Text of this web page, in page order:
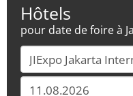
Hôtels
pour date de foire à